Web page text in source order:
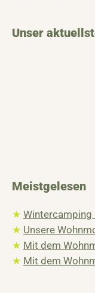
Unser
Meistgelesen
★ Wintercamping
★ Unsere
★ Mit dem
★ Mit dem